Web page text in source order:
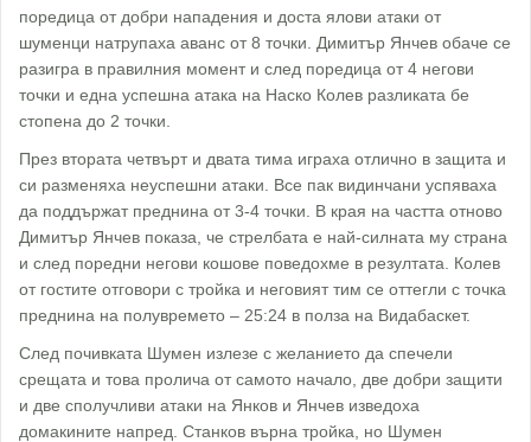
поредица от добри нападения и доста ялови атаки от
шуменци натрупаха аванс от 8 точки. Димитър Янчев обаче се
разигра в правилния момент и след поредица от 4 негови
точки и една успешна атака на Наско Колев разликата бе
стопена до 2 точки.
През втората четвърт и двата тима играха отлично в защита и
си разменяха неуспешни атаки. Все пак видинчани успяваха
да поддържат преднина от 3-4 точки. В края на частта отново
Димитър Янчев показа, че стрелбата е най-силната му страна
и след поредни негови кошове поведохме в резултата. Колев
от гостите отговори с тройка и неговият тим се оттегли с точка
преднина на полувремето – 25:24 в полза на Видабаскет.
След почивката Шумен излезе с желанието да спечели
срещата и това пролича от самото начало, две добри защити
и две сполучливи атаки на Янков и Янчев изведоха
домакините напред. Станков върна тройка, но Шумен